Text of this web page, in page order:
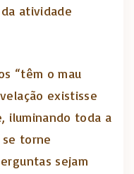
atividade
“têm o mau
existisse
iluminando toda a
se torne
sejam